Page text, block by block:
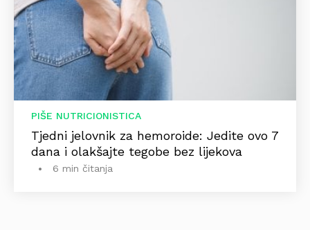
PIŠE NUTRICIONISTICA
Tjedni jelovnik za hemoroide: Jedite ovo 7
dana i olakšajte tegobe bez lijekova
6 min čitanja